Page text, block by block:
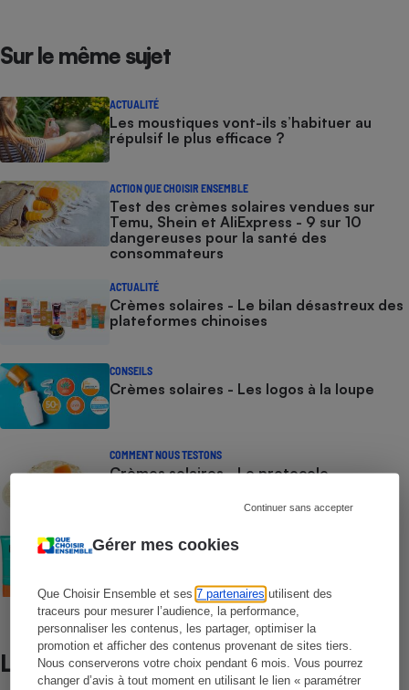
Gérer mes cookies
Que Choisir Ensemble et ses7 partenaires utilisent des
traceurs pour mesurer l’audience, la performance,
personnaliser les contenus, les partager, optimiser la
promotion et afficher des contenus provenant de sites tiers.
Nous conserverons votre choix pendant 6 mois. Vous pourrez
changer d’avis à tout moment en utilisant le lien « paramétrer
Continuer sans accepter
Sur le même sujet
ACTUALITÉ
Les moustiques vont-ils s’habituer au
répulsif le plus efficace ?
ACTION QUE CHOISIR ENSEMBLE
Test des crèmes solaires vendues sur
Temu, Shein et AliExpress - 9 sur 10
dangereuses pour la santé des
consommateurs
ACTUALITÉ
Crèmes solaires - Le bilan désastreux des
plateformes chinoises
CONSEILS
Crèmes solaires - Les logos à la loupe
COMMENT NOUS TESTONS
Crèmes solaires - Le protocole
COMMENT NOUS TESTONS
Crèmes solaires visage - Le protocole
Lire aussi